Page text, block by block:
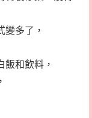
多了，
和飲料，